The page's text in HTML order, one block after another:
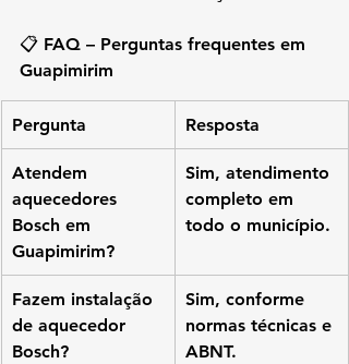
📋 FAQ – Perguntas frequentes em
Guapimirim
Pergunta Resposta
Atendem
aquecedores
Bosch em
Guapimirim?
Sim, atendimento
completo em
todo o município.
Fazem instalação
de aquecedor
Bosch?
Sim, conforme
normas técnicas e
ABNT.